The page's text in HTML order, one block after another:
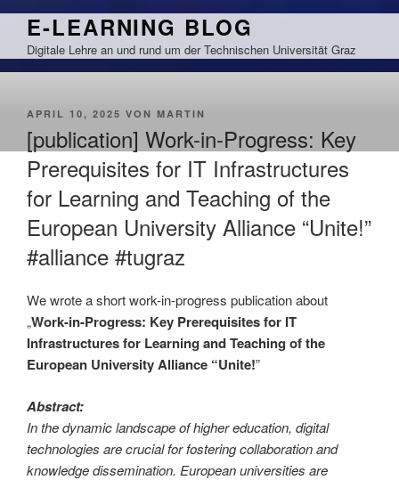
Zum
springen
E-LEARNING BLOG
Digitale Lehre an und rund um der Technischen Universität Graz
VERÖFFENTLICHT
APRIL 10, 2025 VON MARTIN
[publication] Work-in-Progress: Key
Prerequisites for IT Infrastructures
for Learning and Teaching of the
European University Alliance “Unite!”
#alliance #tugraz
We wrote a short work-in-progress publication about
„Work-in-Progress: Key Prerequisites for IT
Infrastructures for Learning and Teaching of the
European University Alliance “Unite!”
Abstract:
In the dynamic landscape of higher education, digital
technologies are crucial for fostering collaboration and
knowledge dissemination. European universities are